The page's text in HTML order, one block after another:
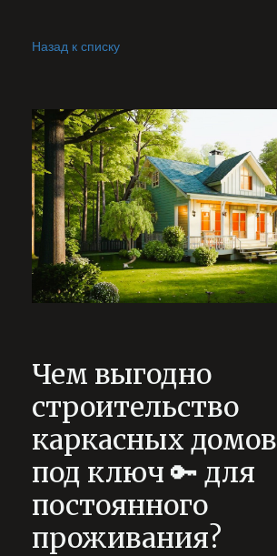
Назад к списку
Чем выгодно
строительство
каркасных домов
под ключ 🔑 для
постоянного
проживания?